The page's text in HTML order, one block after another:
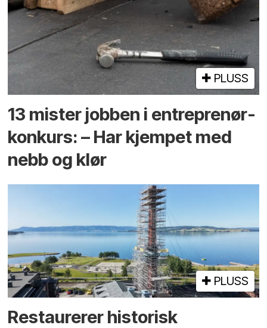
PLUSS
13 mister jobben i entreprenør­
konkurs: – Har kjempet med
nebb og klør
PLUSS
Restaurerer historisk